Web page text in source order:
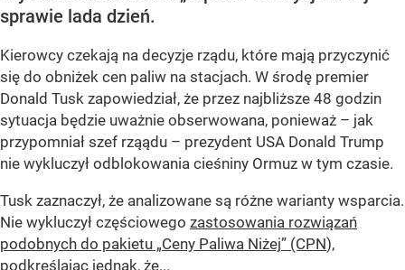
sprawie lada dzień.
Kierowcy czekają na decyzje rządu, które mają przyczynić
się do obniżek cen paliw na stacjach. W środę premier
Donald Tusk zapowiedział, że przez najbliższe 48 godzin
sytuacja będzie uważnie obserwowana, ponieważ – jak
przypomniał szef rząądu – prezydent USA Donald Trump
nie wykluczył odblokowania cieśniny Ormuz w tym czasie.
Tusk zaznaczył, że analizowane są różne warianty wsparcia.
Nie wykluczył częściowego zastosowania rozwiązań
podobnych do pakietu „Ceny Paliwa Niżej” (CPN),
podkreślając jednak, że...